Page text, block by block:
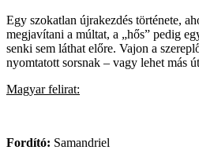
Egy szokatlan újrakezdés története,
megjavítani a múltat, a „hős” pedig
senki sem láthat előre. Vajon a
nyomtatott sorsnak – vagy lehet más
Magyar felirat:
Fordító: Samandriel